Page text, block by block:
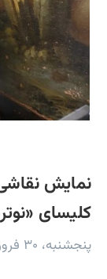
نمایش
کلیسای
پنجشنبه، ۳۰ فروردین، ۱۴۰۳